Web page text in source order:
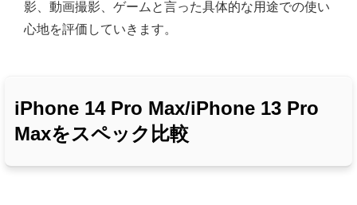
影、動画撮影、ゲームと言った具体的な用途での使い
心地を評価していきます。
iPhone 14 Pro Max/iPhone 13 Pro
Maxをスペック比較